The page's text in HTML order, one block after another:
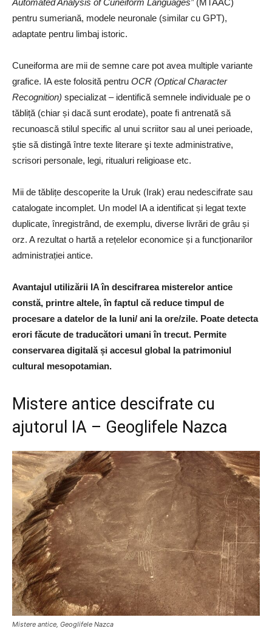
pentru sumeriană, modele neuronale (similar cu GPT),
adaptate pentru limbaj istoric.
Cuneiforma are mii de semne care pot avea multiple variante
grafice. IA este folosită pentru OCR (Optical Character
Recognition) specializat – identifică semnele individuale pe o
tăbliță (chiar și dacă sunt erodate), poate fi antrenată să
recunoască stilul specific al unui scriitor sau al unei perioade,
ştie să distingă între texte literare şi texte administrative,
scrisori personale, legi, ritualuri religioase etc.
Mii de tăblițe descoperite la Uruk (Irak) erau nedescifrate sau
catalogate incomplet. Un model IA a identificat și legat texte
duplicate, înregistrând, de exemplu, diverse livrări de grâu și
orz. A rezultat o hartă a rețelelor economice și a funcționarilor
administrației antice.
Avantajul utilizării IA în descifrarea misterelor antice
constă, printre altele, în faptul că reduce timpul de
procesare a datelor de la luni/ ani la ore/zile. Poate detecta
erori făcute de traducători umani în trecut. Permite
conservarea digitală și accesul global la patrimoniul
cultural mesopotamian.
Mistere antice descifrate cu
ajutorul IA – Geoglifele Nazca
Mistere antice, Geoglifele Nazca